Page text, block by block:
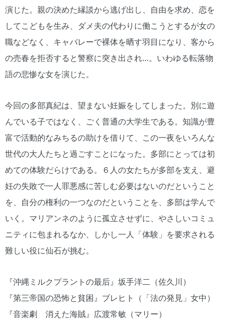
演じた。親の決めた縁談から逃げ出し、自由を求め、恋を
してこどもを生み、ダメ夫の代わりに働こうとするが女の
職などなく、キャバレーで裸体を晒す羽目になり、客から
の売春を拒否すると警察に突き出され…。いわゆる転落物
語の悲惨な女を演じた。
今回の多部真紀は、望まない妊娠をしてしまった。別に遊
んでいる子ではなく、ごく普通の大学生である。知識が豊
富で活動的なみちるの助けを借りて、この一夜をいろんな
世代の大人たちと過ごすことになった。多部にとっては初
めての体験だらけである。６人の女たちが多部を支え、避
妊の失敗で一人罪悪感に苦しむ必要はないのだということ
を、自分の権利の一つなのだということを、多部は学んで
いく。マリアンネのように孤立させずに、やさしいコミュ
ニティに包まれるなか、しかし一人「体験」を要求される
難しい役に仙石が挑む。
『沖縄ミルクプラントの最后』坂手洋二（佐久川）
『第三帝国の恐怖と貧困』ブレヒト（「法の発見」女中）
『音楽劇 消えた海賊』広渡常敏（マリー）